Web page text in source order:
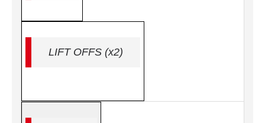
LIFT OFFS (x2)